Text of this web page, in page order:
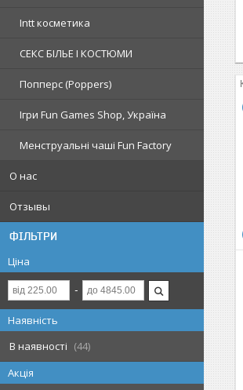
Intt косметика
СЕКС БІЛЬЕ І КОСТЮМИ
Попперс (Poppers)
Ігри Fun Games Shop, Україна
Менструальні чаші Fun Factory
О нас
Отзывы
ФІЛЬТРИ
Ціна
Наявність
В наявності
44
Акція